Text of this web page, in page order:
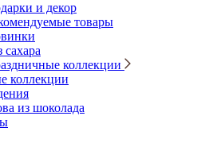
и декор
товары
сахара
коллекции
коллекции
из шоколада